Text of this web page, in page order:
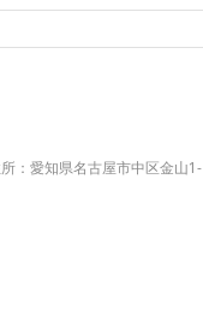
：愛知県名古屋市中区金山1-